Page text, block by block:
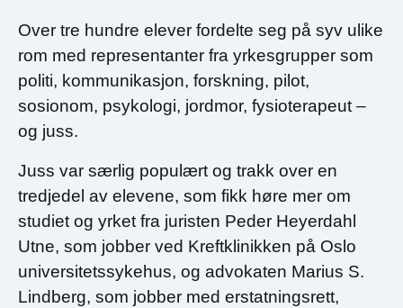
Over tre hundre elever fordelte seg på syv ulike
rom med representanter fra yrkesgrupper som
politi, kommunikasjon, forskning, pilot,
sosionom, psykologi, jordmor, fysioterapeut –
og juss.
Juss var særlig populært og trakk over en
tredjedel av elevene, som fikk høre mer om
studiet og yrket fra juristen Peder Heyerdahl
Utne, som jobber ved Kreftklinikken på Oslo
universitetssykehus, og advokaten Marius S.
Lindberg, som jobber med erstatningsrett,